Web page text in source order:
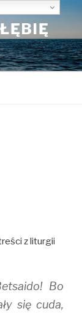
z liturgii
Bo
się cuda,